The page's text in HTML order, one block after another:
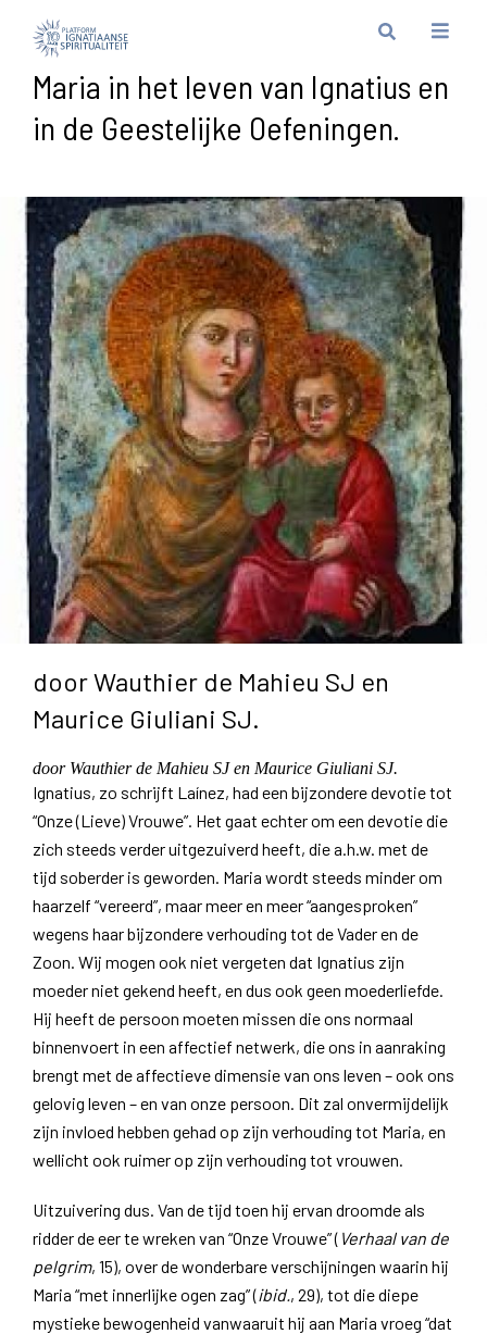
Maria in het leven van Ignatius en
in de Geestelijke Oefeningen.
door Wauthier de Mahieu SJ en
Maurice Giuliani SJ.
door Wauthier de Mahieu SJ en Maurice Giuliani SJ.
Ignatius, zo schrijft Laínez, had een bijzondere devotie tot
“Onze (Lieve) Vrouwe”. Het gaat echter om een devotie die
zich steeds verder uitgezuiverd heeft, die a.h.w. met de
tijd soberder is geworden. Maria wordt steeds minder om
haarzelf “vereerd”, maar meer en meer “aangesproken”
wegens haar bijzondere verhouding tot de Vader en de
Zoon. Wij mogen ook niet vergeten dat Ignatius zijn
moeder niet gekend heeft, en dus ook geen moederliefde.
Hij heeft de persoon moeten missen die ons normaal
binnenvoert in een affectief netwerk, die ons in aanraking
brengt met de affectieve dimensie van ons leven – ook ons
gelovig leven – en van onze persoon. Dit zal onvermijdelijk
zijn invloed hebben gehad op zijn verhouding tot Maria, en
wellicht ook ruimer op zijn verhouding tot vrouwen.
Uitzuivering dus. Van de tijd toen hij ervan droomde als
ridder de eer te wreken van “Onze Vrouwe” ( Verhaal van de
pelgrim, 15), over de wonderbare verschijningen waarin hij
Maria “met innerlijke ogen zag” (ibid. , 29), tot die diepe
mystieke bewogenheid vanwaaruit hij aan Maria vroeg “dat